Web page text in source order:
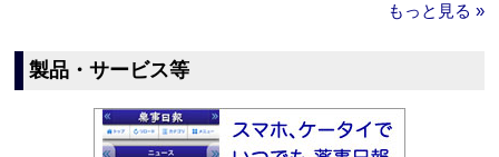
もっと見る »
製品・サービス等